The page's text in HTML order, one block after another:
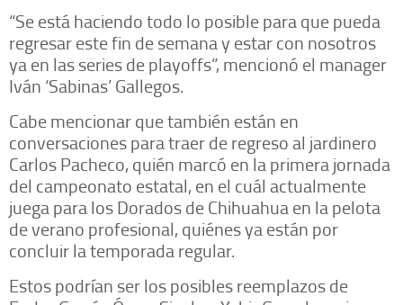
“Se está haciendo todo lo posible para que pueda
regresar este fin de semana y estar con nosotros
ya en las series de playoffs”, mencionó el manager
Iván ‘Sabinas’ Gallegos.
Cabe mencionar que también están en
conversaciones para traer de regreso al jardinero
Carlos Pacheco, quién marcó en la primera jornada
del campeonato estatal, en el cuál actualmente
juega para los Dorados de Chihuahua en la pelota
de verano profesional, quiénes ya están por
concluir la temporada regular.
Estos podrían ser los posibles reemplazos de